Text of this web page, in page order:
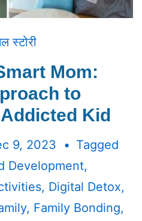
स्टोरी
Smart Mom:
to
Kid
9, 2023
Tagged
Development,
, Digital Detox,
, Family Bonding,